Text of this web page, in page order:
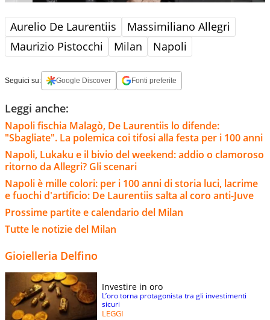
Aurelio De Laurentiis
Massimiliano Allegri
Maurizio Pistocchi
Milan Napoli
Seguici su: Google Discover Fonti preferite
Leggi anche:
Napoli fischia Malagò, De Laurentiis lo difende:
"Sbagliate". La polemica coi tifosi alla festa per i 100 anni
Napoli, Lukaku e il bivio del weekend: addio o clamoroso
ritorno da Allegri? Gli scenari
Napoli è mille colori: per i 100 anni di storia luci, lacrime
e fuochi d'artificio: De Laurentiis salta al coro anti-Juve
Prossime partite e calendario del Milan
Tutte le notizie del Milan
Gioielleria Delfino
Investire in oro
L’oro torna protagonista tra gli investimenti
sicuri
LEGGI